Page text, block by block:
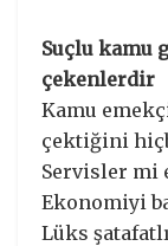
Suçlu kamu
çekenlerdir
Kamu
çektiğini
Servisler mi
Ekonomiyi
Lüks